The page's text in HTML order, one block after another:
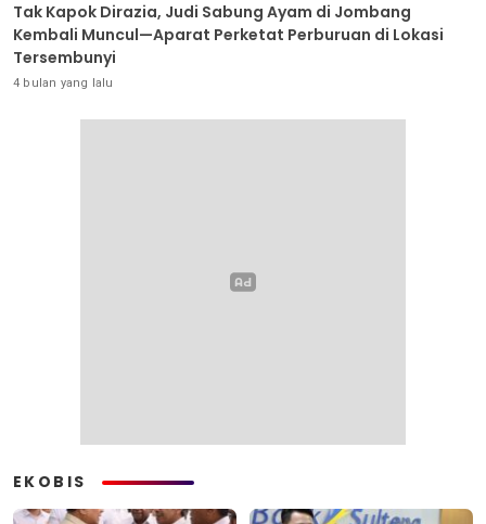
Tak Kapok Dirazia, Judi Sabung Ayam di Jombang
Kembali Muncul—Aparat Perketat Perburuan di Lokasi
Tersembunyi
4 bulan yang lalu
EKOBIS